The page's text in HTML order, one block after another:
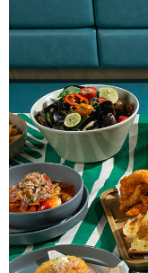
选择语言
人气